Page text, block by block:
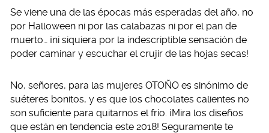
Se viene una de las épocas más esperadas del año, no
por Halloween ni por las calabazas ni por el pan de
muerto… ¡ni siquiera por la indescriptible sensación de
poder caminar y escuchar el crujir de las hojas secas!
No, señores, para las mujeres OTOÑO es sinónimo de
suéteres bonitos, y es que los chocolates calientes no
son suficiente para quitarnos el frío. ¡Mira los diseños
que están en tendencia este 2018! Seguramente te